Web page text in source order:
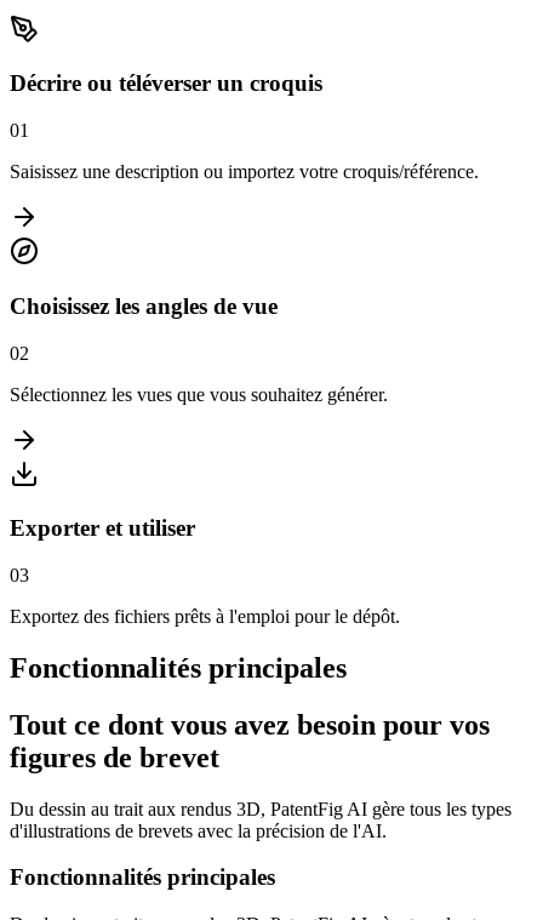
Décrire ou téléverser un croquis
01
Saisissez une description ou importez votre croquis/référence.
Choisissez les angles de vue
02
Sélectionnez les vues que vous souhaitez générer.
Exporter et utiliser
03
Exportez des fichiers prêts à l'emploi pour le dépôt.
Fonctionnalités principales
Tout ce dont vous avez besoin pour vos
figures de brevet
Du dessin au trait aux rendus 3D, PatentFig AI gère tous les types
d'illustrations de brevets avec la précision de l'AI.
Fonctionnalités principales